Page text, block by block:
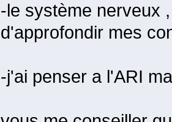
-le système nerveux
d'approfondir mes
-j'ai penser a l'ARI